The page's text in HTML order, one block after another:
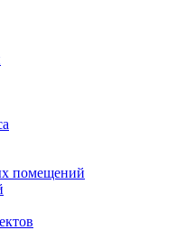
помещений